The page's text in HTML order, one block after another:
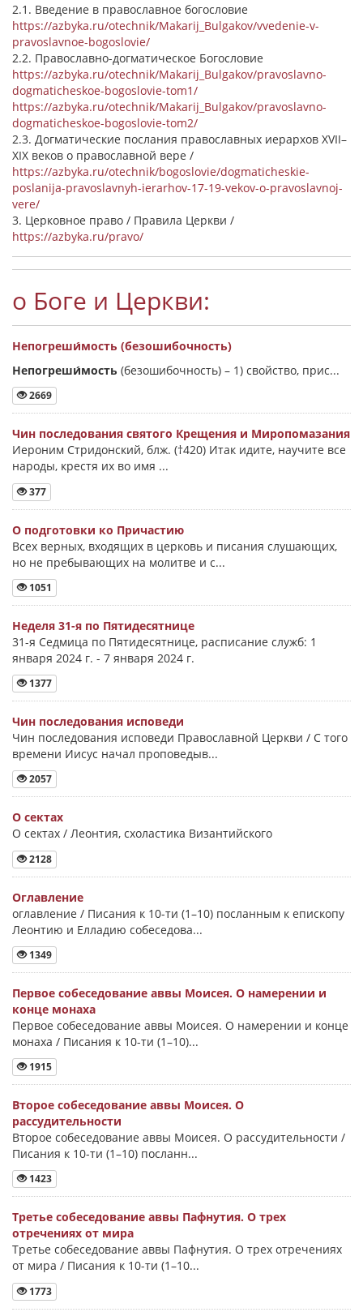
2.1. Введение в православное богословие
https://azbyka.ru/otechnik/Makarij_Bulgakov/vvedenie-v-
pravoslavnoe-bogoslovie/
2.2. Православно-догматическое Богословие
https://azbyka.ru/otechnik/Makarij_Bulgakov/pravoslavno-
dogmaticheskoe-bogoslovie-tom1/
https://azbyka.ru/otechnik/Makarij_Bulgakov/pravoslavno-
dogmaticheskoe-bogoslovie-tom2/
2.3. Догматические послания православных иерархов XVII–
XIX веков о православной вере /
https://azbyka.ru/otechnik/bogoslovie/dogmaticheskie-
poslanija-pravoslavnyh-ierarhov-17-19-vekov-o-pravoslavnoj-
vere/
3. Церковное право / Правила Церкви /
https://azbyka.ru/pravo/
о Боге и Церкви:
Непогреши́мость (безошибочность)
Непогреши́мость (безошибочность) – 1) свойство, прис...
2669
Чин последования святого Крещения и Миропомазания
Иероним Стридонский, блж. (†420) Итак идите, научите все
народы, крестя их во имя ...
377
О подготовки ко Причастию
Всех верных, входящих в церковь и писания слушающих,
но не пребывающих на молитве и с...
1051
Неделя 31-я по Пятидесятнице
31-я Седмица по Пятидесятнице, расписание служб: 1
января 2024 г. - 7 января 2024 г.
1377
Чин последования исповеди
Чин последования исповеди Православной Церкви / С того
времени Иисус начал проповедыв...
2057
О сектах
О сектах / Леонтия, схоластика Византийского
2128
Оглавление
оглавление / Писания к 10-ти (1–10) посланным к епископу
Леонтию и Елладию собеседова...
1349
Первое собеседование аввы Моисея. О намерении и
конце монаха
Первое собеседование аввы Моисея. О намерении и конце
монаха / Писания к 10-ти (1–10)...
1915
Второе собеседование аввы Моисея. О
рассудительности
Второе собеседование аввы Моисея. О рассудительности /
Писания к 10-ти (1–10) посланн...
1423
Третье собеседование аввы Пафнутия. О трех
отречениях от мира
Третье собеседование аввы Пафнутия. О трех отречениях
от мира / Писания к 10-ти (1–10...
1773